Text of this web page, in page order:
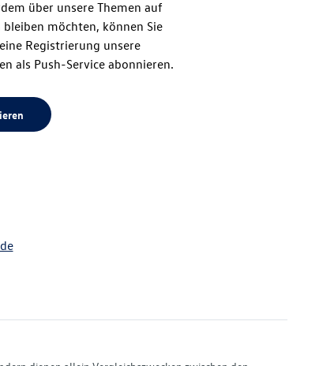
über unsere Themen auf
möchten, können Sie
Registrierung unsere
als Push-Service abonnieren.